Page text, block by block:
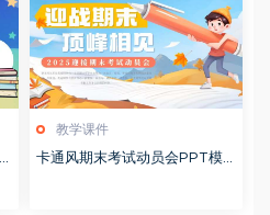
教学课件
卡通风期末考试动员会PPT模